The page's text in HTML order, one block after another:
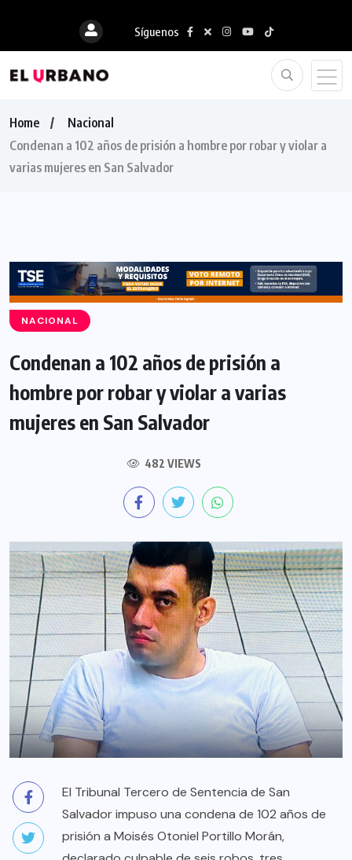
Síguenos
Home
Nacional
Condenan a 102 años de prisión a hombre por robar y violar a
varias mujeres en San Salvador
NACIONAL
Condenan a 102 años de prisión a
hombre por robar y violar a varias
mujeres en San Salvador
482 VIEWS
El Tribunal Tercero de Sentencia de San
Salvador impuso una condena de 102 años de
prisión a Moisés Otoniel Portillo Morán,